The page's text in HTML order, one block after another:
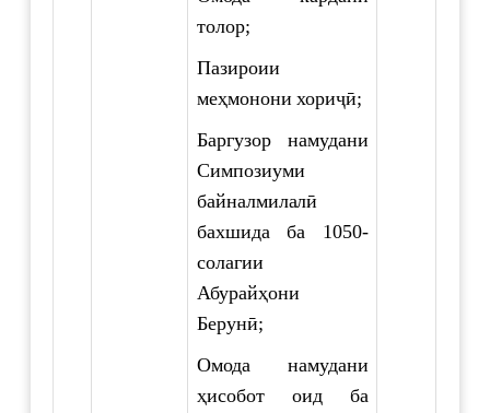
толор;
Пазироии
меҳмонони хориҷӣ;
Баргузор намудани
Симпозиуми
байналмилалӣ
бахшида ба 1050-
солагии
Абурайҳони
Берунӣ;
Омода намудани
ҳисобот оид ба